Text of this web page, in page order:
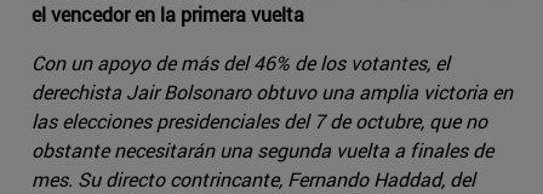
el vencedor en la primera vuelta
Con un apoyo de más del 46% de los votantes, el
derechista Jair Bolsonaro obtuvo una amplia victoria en
las elecciones presidenciales del 7 de octubre, que no
obstante necesitarán una segunda vuelta a finales de
mes. Su directo contrincante, Fernando Haddad, del